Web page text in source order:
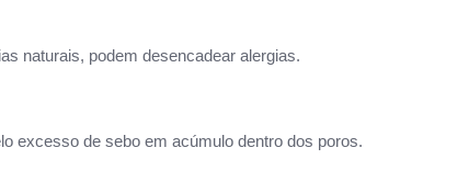
naturais, podem desencadear alergias.
excesso de sebo em acúmulo dentro dos poros.